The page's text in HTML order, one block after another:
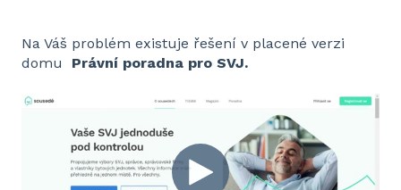
Na Váš problém existuje řešení v placené verzi
domu Právní poradna pro SVJ.